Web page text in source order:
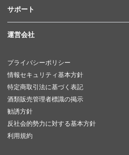
サポート
運営会社
プライバシーポリシー
情報セキュリティ基本方針
特定商取引法に基づく表記
酒類販売管理者標識の掲示
勧誘方針
反社会的勢力に対する基本方針
利用規約